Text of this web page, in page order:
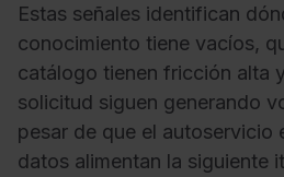
Estas señales identifican
conocimiento tiene vacíos,
catálogo tienen fricción alta
solicitud siguen generando
pesar de que el autoservicio
datos alimentan la siguiente